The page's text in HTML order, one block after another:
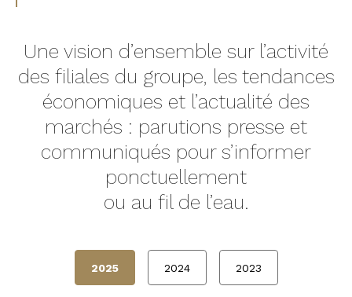
Une vision d’ensemble sur l’activité
des filiales du groupe, les tendances
économiques et l’actualité des
marchés : parutions presse et
communiqués pour s’informer
ponctuellement
ou au fil de l’eau.
2025 2024 2023